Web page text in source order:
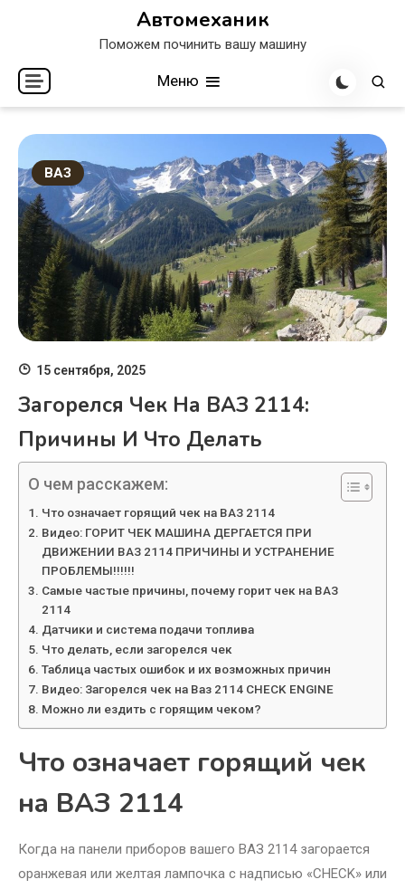
Автомеханик
Поможем починить вашу машину
Меню
ВАЗ
15 сентября, 2025
Загорелся Чек На ВАЗ 2114:
Причины И Что Делать
О чем расскажем:
Что означает горящий чек на ВАЗ 2114
Видео: ГОРИТ ЧЕК МАШИНА ДЕРГАЕТСЯ ПРИ
ДВИЖЕНИИ ВАЗ 2114 ПРИЧИНЫ И УСТРАНЕНИЕ
ПРОБЛЕМЫ!!!!!!
Самые частые причины, почему горит чек на ВАЗ
2114
Датчики и система подачи топлива
Что делать, если загорелся чек
Таблица частых ошибок и их возможных причин
Видео: Загорелся чек на Ваз 2114 CHECK ENGINE
Можно ли ездить с горящим чеком?
Что означает горящий чек
на ВАЗ 2114
Когда на панели приборов вашего ВАЗ 2114 загорается
оранжевая или желтая лампочка с надписью «CHECK» или